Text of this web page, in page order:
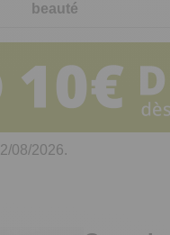
produit du
produit du
produit du
beauté
produit du
produit du
produit du
08/2026.